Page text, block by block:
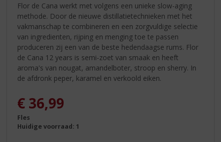
Flor de Cana werkt met volgens een unieke slow-aging
methode. Door de nieuwe distillatietechnieken met het
vakmanschap te combineren en een zorgvuldige selectie
van ingredienten, rijping en menging toe te passen
produceren zij een van de beste hedendaagse rums. Flor
de Cana 12 years is semi-zoet van smaak en heeft
aroma's van nougat, amandelboter, stroop en sherry. In
de afdronk peper, karamel en verkoold eiken.
€ 36,99
Fles
Huidige voorraad: 1